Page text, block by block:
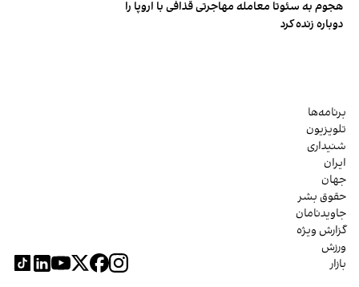
هجوم به سئوتا معامله مهاجرتی قذافی با اروپا را
دوباره زنده کرد
برنامه‌ها
تلویزیون
شنیداری
ایران
جهان
حقوق بشر
جاویدنامان
گزارش ویژه
ورزش
بازار